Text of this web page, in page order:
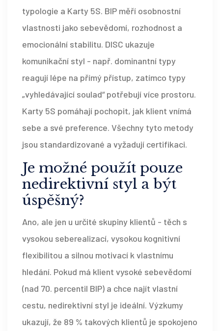
typologie a Karty 5S. BIP měří osobnostní
vlastnosti jako sebevědomí, rozhodnost a
emocionální stabilitu. DISC ukazuje
komunikační styl - např. dominantní typy
reagují lépe na přímý přístup, zatímco typy
„vyhledávající soulad“ potřebují více prostoru.
Karty 5S pomáhají pochopit, jak klient vnímá
sebe a své preference. Všechny tyto metody
jsou standardizované a vyžadují certifikaci.
Je možné použít pouze
nedirektivní styl a být
úspěšný?
Ano, ale jen u určité skupiny klientů - těch s
vysokou seberealizací, vysokou kognitivní
flexibilitou a silnou motivací k vlastnímu
hledání. Pokud má klient vysoké sebevědomí
(nad 70. percentil BIP) a chce najít vlastní
cestu, nedirektivní styl je ideální. Výzkumy
ukazují, že 89 % takových klientů je spokojeno